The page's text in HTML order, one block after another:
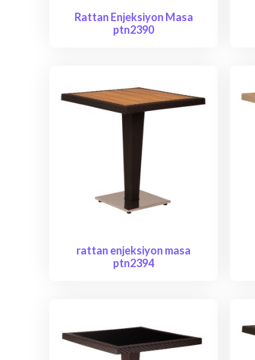
Rattan Enjeksiyon Masa
ptn2390
rattan enjeksiyon masa
ptn2394